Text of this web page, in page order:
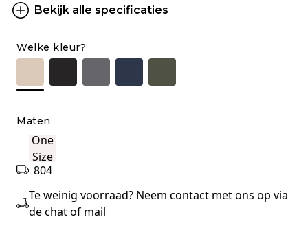
Bekijk alle specificaties
Welke kleur?
Maten
One
Size
804
Te weinig voorraad? Neem contact met ons op via
de chat of mail